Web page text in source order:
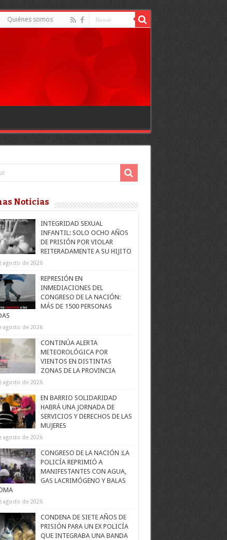
Quiénes somos
Noticias
INTEGRIDAD SEXUAL
INFANTIL: SOLO OCHO AÑOS
DE PRISIÓN POR VIOLAR
REITERADAMENTE A SU HIJITO
agosto de 2026
REPRESIÓN EN
INMEDIACIONES DEL
CONGRESO DE LA NACIÓN:
MÁS DE 1500 PERSONAS
agosto de 2026
CONTINÚA ALERTA
METEOROLÓGICA POR
VIENTOS EN DISTINTAS
ZONAS DE LA PROVINCIA
agosto de 2026
EN BARRIO SOLIDARIDAD
HABRÁ UNA JORNADA DE
SERVICIOS Y DERECHOS DE LAS
MUJERES
agosto de 2026
CONGRESO DE LA NACIÓN :LA
POLICÍA REPRIMIÓ A
MANIFESTANTES CON AGUA,
GAS LACRIMÓGENO Y BALAS
agosto de 2026
CONDENA DE SIETE AÑOS DE
PRISIÓN PARA UN EX POLICÍA
QUE INTEGRABA UNA BANDA